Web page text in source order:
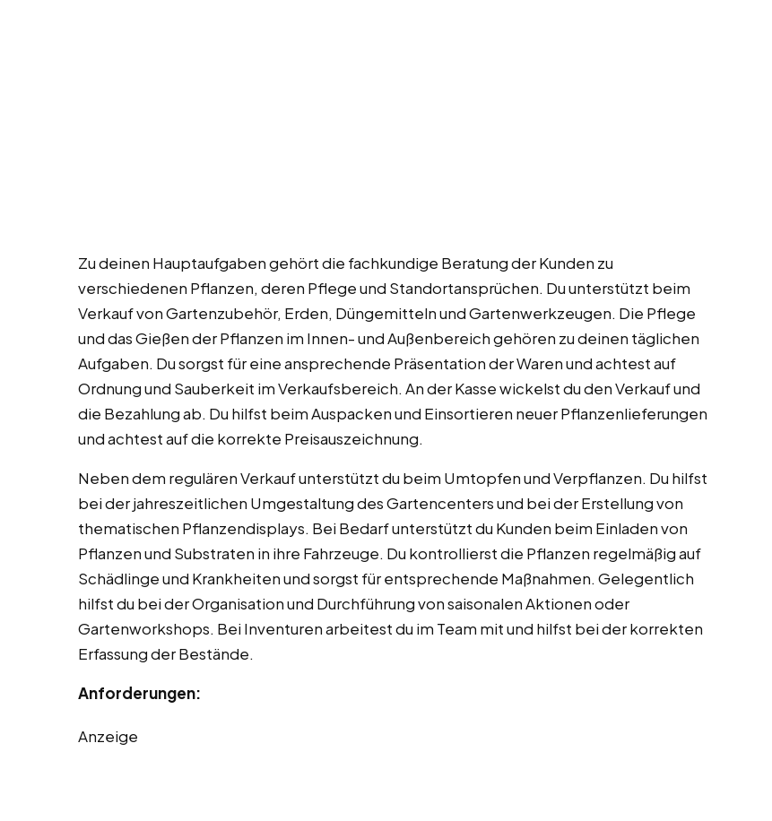
Zu deinen Hauptaufgaben gehört die fachkundige Beratung der Kunden zu
verschiedenen Pflanzen, deren Pflege und Standortansprüchen. Du unterstützt beim
Verkauf von Gartenzubehör, Erden, Düngemitteln und Gartenwerkzeugen. Die Pflege
und das Gießen der Pflanzen im Innen- und Außenbereich gehören zu deinen täglichen
Aufgaben. Du sorgst für eine ansprechende Präsentation der Waren und achtest auf
Ordnung und Sauberkeit im Verkaufsbereich. An der Kasse wickelst du den Verkauf und
die Bezahlung ab. Du hilfst beim Auspacken und Einsortieren neuer Pflanzenlieferungen
und achtest auf die korrekte Preisauszeichnung.
Neben dem regulären Verkauf unterstützt du beim Umtopfen und Verpflanzen. Du hilfst
bei der jahreszeitlichen Umgestaltung des Gartencenters und bei der Erstellung von
thematischen Pflanzendisplays. Bei Bedarf unterstützt du Kunden beim Einladen von
Pflanzen und Substraten in ihre Fahrzeuge. Du kontrollierst die Pflanzen regelmäßig auf
Schädlinge und Krankheiten und sorgst für entsprechende Maßnahmen. Gelegentlich
hilfst du bei der Organisation und Durchführung von saisonalen Aktionen oder
Gartenworkshops. Bei Inventuren arbeitest du im Team mit und hilfst bei der korrekten
Erfassung der Bestände.
Anforderungen:
Anzeige